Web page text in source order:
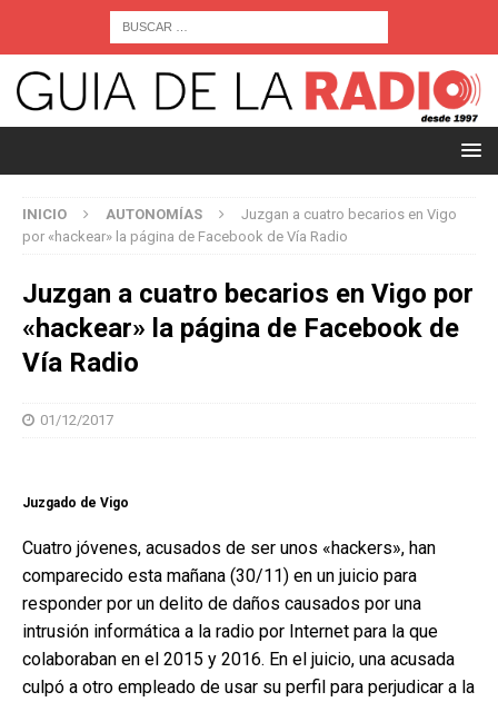
INICIO AUTONOMÍAS
Juzgan a cuatro becarios en Vigo
por «hackear» la página de Facebook de Vía Radio
Juzgan a cuatro becarios en Vigo por
«hackear» la página de Facebook de
Vía Radio
01/12/2017
Juzgado de Vigo
Cuatro jóvenes, acusados de ser unos «hackers», han
comparecido esta mañana (30/11) en un juicio para
responder por un delito de daños causados por una
intrusión informática a la radio por Internet para la que
colaboraban en el 2015 y 2016. En el juicio, una acusada
culpó a otro empleado de usar su perfil para perjudicar a la